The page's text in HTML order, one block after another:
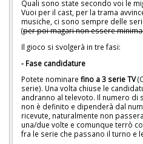
Quali sono state secondo voi le
Vuoi per il cast, per la trama
musiche, ci sono sempre delle
(per poi magari non essere
Il gioco si svolgerà in tre fasi:
- Fase candidature
Potete nominare fino a 3 serie TV
serie). Una volta chiuse le
andranno al televoto. Il numero di
non è definito e dipenderà dal
ricevute, naturalmente non
una/due volte e comunque terrò
fra le serie che passano il turno e